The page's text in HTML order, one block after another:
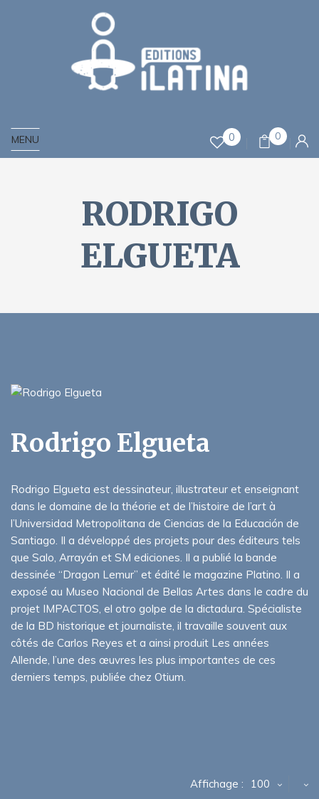
MENU 0 0
RODRIGO
ELGUETA
Rodrigo Elgueta
Rodrigo Elgueta est dessinateur, illustrateur et enseignant
dans le domaine de la théorie et de l’histoire de l’art à
l’Universidad Metropolitana de Ciencias de la Educación de
Santiago. Il a développé des projets pour des éditeurs tels
que Salo, Arrayán et SM ediciones. Il a publié la bande
dessinée “Dragon Lemur” et édité le magazine Platino. Il a
exposé au Museo Nacional de Bellas Artes dans le cadre du
projet IMPACTOS, el otro golpe de la dictadura. Spécialiste
de la BD historique et journaliste, il travaille souvent aux
côtés de Carlos Reyes et a ainsi produit Les années
Allende, l’une des œuvres les plus importantes de ces
derniers temps, publiée chez Otium.
Affichage : 100